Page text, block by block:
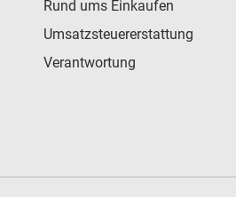
Rund ums Einkaufen
Umsatzsteuererstattung
Verantwortung